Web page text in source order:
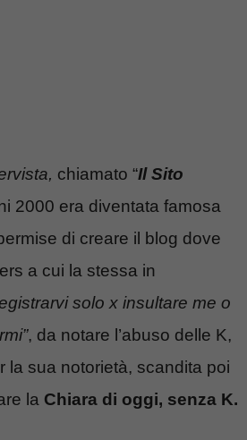
chiamato “Il Sito
2000 era diventata famosa
di creare il blog dove
a cui la stessa in
solo x insultare me o
, da notare l’abuso delle K,
la sua notorietà, scandita poi
la Chiara di oggi, senza K.